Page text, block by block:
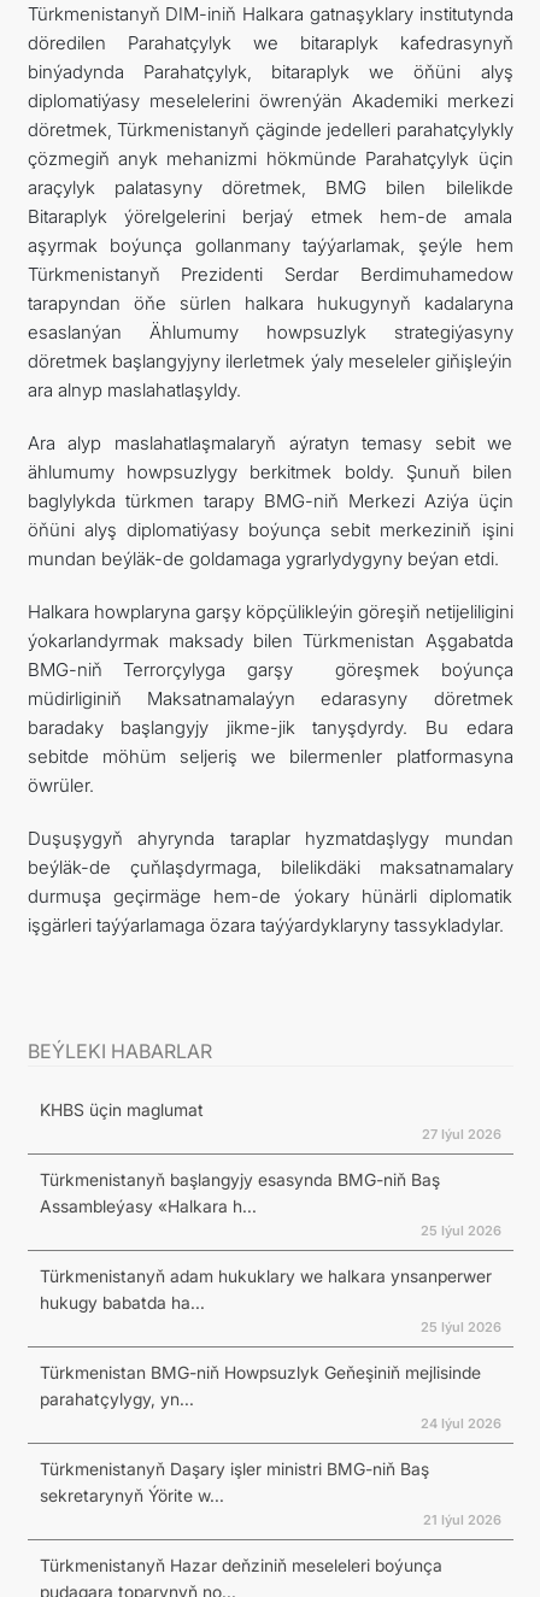
Türkmenistanyň DIM-iniň Halkara gatnaşyklary institutynda
döredilen Parahatçylyk we bitaraplyk kafedrasynyň
binýadynda Parahatçylyk, bitaraplyk we öňüni alyş
diplomatiýasy meselelerini öwrenýän Akademiki merkezi
döretmek, Türkmenistanyň çäginde jedelleri parahatçylykly
çözmegiň anyk mehanizmi hökmünde Parahatçylyk üçin
araçylyk palatasyny döretmek, BMG bilen bilelikde
Bitaraplyk ýörelgelerini berjaý etmek hem-de amala
aşyrmak boýunça gollanmany taýýarlamak, şeýle hem
Türkmenistanyň Prezidenti Serdar Berdimuhamedow
tarapyndan öňe sürlen halkara hukugynyň kadalaryna
esaslanýan Ählumumy howpsuzlyk strategiýasyny
döretmek başlangyjyny ilerletmek ýaly meseleler giňişleýin
ara alnyp maslahatlaşyldy.
Ara alyp maslahatlaşmalaryň aýratyn temasy sebit we
ählumumy howpsuzlygy berkitmek boldy. Şunuň bilen
baglylykda türkmen tarapy BMG-niň Merkezi Aziýa üçin
öňüni alyş diplomatiýasy boýunça sebit merkeziniň işini
mundan beýläk-de goldamaga ygrarlydygyny beýan etdi.
Halkara howplaryna garşy köpçülikleýin göreşiň netijeliligini
ýokarlandyrmak maksady bilen Türkmenistan Aşgabatda
BMG-niň Terrorçylyga garşy göreşmek boýunça
müdirliginiň Maksatnamalaýyn edarasyny döretmek
baradaky başlangyjy jikme-jik tanyşdyrdy. Bu edara
sebitde möhüm seljeriş we bilermenler platformasyna
öwrüler.
Duşuşygyň ahyrynda taraplar hyzmatdaşlygy mundan
beýläk-de çuňlaşdyrmaga, bilelikdäki maksatnamalary
durmuşa geçirmäge hem-de ýokary hünärli diplomatik
işgärleri taýýarlamaga özara taýýardyklaryny tassykladylar.
BEÝLEKI HABARLAR
KHBS üçin maglumat
27 Iýul 2026
Türkmenistanyň başlangyjy esasynda BMG-niň Baş
Assambleýasy «Halkara h...
25 Iýul 2026
Türkmenistanyň adam hukuklary we halkara ynsanperwer
hukugy babatda ha...
25 Iýul 2026
Türkmenistan BMG-niň Howpsuzlyk Geňeşiniň mejlisinde
parahatçylygy, yn...
24 Iýul 2026
Türkmenistanyň Daşary işler ministri BMG-niň Baş
sekretarynyň Ýörite w...
21 Iýul 2026
Türkmenistanyň Hazar deňziniň meseleleri boýunça
pudagara toparynyň no...